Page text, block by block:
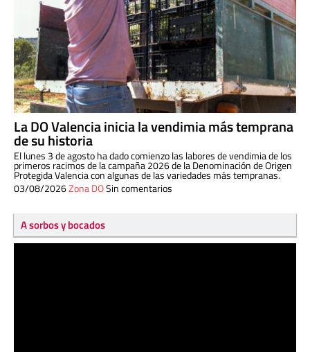
La DO Valencia inicia la vendimia más temprana
de su historia
El lunes 3 de agosto ha dado comienzo las labores de vendimia de los
primeros racimos de la campaña 2026 de la Denominación de Origen
Protegida Valencia con algunas de las variedades más tempranas.
03/08/2026Zona DOSin comentarios
A sorbos y bocados